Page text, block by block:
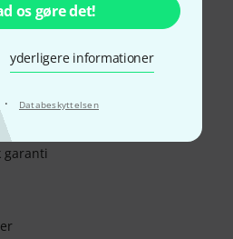
os gøre det!
yderligere informationer
· Databeskyttelsen
PayPal,Klarna Betal
garanti